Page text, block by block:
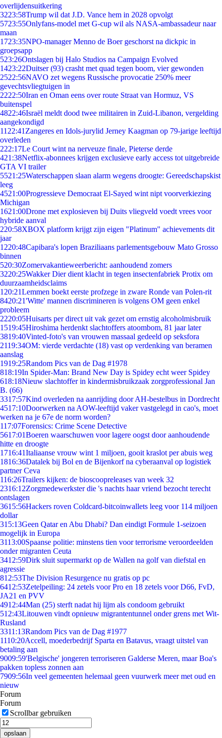
overlijdensuitkering
3223:58Trump wil dat J.D. Vance hem in 2028 opvolgt
5723:55Onlyfans-model met G-cup wil als NASA-ambassadeur naar
maan
1723:35NPO-manager Menno de Boer geschorst na dickpic in
groepsapp
523:26Ontslagen bij Halo Studios na Campaign Evolved
1423:22Duitser (93) crasht met quad tegen boom, vier gewonden
2522:56NAVO zet wegens Russische provocatie 250% meer
gevechtsvliegtuigen in
2222:50Iran en Oman eens over route Straat van Hormuz, VS
buitenspel
4822:46Israël meldt dood twee militairen in Zuid-Libanon, vergelding
aangekondigd
11 22:41 Zangeres en Idols-jurylid Jerney Kaagman op 79-jarige leeftijd
overleden
222:17Le Court wint na nerveuze finale, Pieterse derde
421:38Netflix-abonnees krijgen exclusieve early access tot uitgebreide
GTA VI trailer
5521:25Waterschappen slaan alarm wegens droogte: Gereedschapskist
leeg
4521:00Progressieve Democraat El-Sayed wint nipt voorverkiezing
Michigan
1621:00Drone met explosieven bij Duits vliegveld voedt vrees voor
hybride aanval
220:58XBOX platform krijgt zijn eigen "Platinum" achievements dit
jaar
1220:48Capibara's lopen Braziliaans parlementsgebouw Mato Grosso
binnen
520:30Zomervakantieweerbericht: aanhoudend zomers
3220:25Wakker Dier dient klacht in tegen insectenfabriek Protix om
duurzaamheidsclaims
1 20:21Lemmen boekt eerste profzege in zware Ronde van Polen-rit
8420:21'Witte' mannen discrimineren is volgens OM geen enkel
probleem
2220:05Huisarts per direct uit vak gezet om ernstig alcoholmisbruik
1519:45Hiroshima herdenkt slachtoffers atoombom, 81 jaar later
3819:40Vinted-foto's van vrouwen massaal gedeeld op seksfora
2119:34OM: vierde verdachte (18) vast op verdenking van beramen
aanslag
1919:25Random Pics van de Dag #1978
818:19In Spider-Man: Brand New Day is Spidey echt weer Spidey
618:18Nieuw slachtoffer in kindermisbruikzaak zorgprofessional Jan
B. (66)
3317:57Kind overleden na aanrijding door AH-bestelbus in Dordrecht
4517:10Doorwerken na AOW-leeftijd vaker vastgelegd in cao's, moet
werken na je 67e de norm worden?
117:07Forensics: Crime Scene Detective
5617:01Boeren waarschuwen voor lagere oogst door aanhoudende
hitte en droogte
1716:41Italiaanse vrouw wint 1 miljoen, gooit kraslot per abuis weg
1816:36Datalek bij Bol en de Bijenkorf na cyberaanval op logistiek
partner Ceva
116:26Trailers kijken: de bioscoopreleases van week 32
2316:12Zorgmedewerkster die 's nachts haar vriend bezocht terecht
ontslagen
3615:56Hackers roven Coldcard-bitcoinwallets leeg voor 114 miljoen
dollar
315:13Geen Qatar en Abu Dhabi? Dan eindigt Formule 1-seizoen
mogelijk in Europa
3113:00Spaanse politie: minstens tien voor terrorisme veroordeelden
onder migranten Ceuta
3412:59Dirk sluit supermarkt op de Wallen na golf van diefstal en
agressie
812:53The Division Resurgence nu gratis op pc
6412:53Zetelpeiling: 24 zetels voor Pro en 18 zetels voor D66, FvD,
JA21 en PVV
4912:44Man (25) sterft nadat hij lijm als condoom gebruikt
512:43Litouwen vindt opnieuw migrantentunnel onder grens met Wit-
Rusland
3311:13Random Pics van de Dag #1977
1110:20Accell, moederbedrijf Sparta en Batavus, vraagt uitstel van
betaling aan
9009:59'Belgische' jongeren terroriseren Galderse Meren, maar Boa's
pakken topless zonnen aan
7909:56In veel gemeenten helemaal geen vuurwerk meer met oud en
nieuw
Forum
Forum
Scrollbar gebruiken
opslaan